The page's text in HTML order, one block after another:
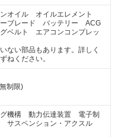
オイル オイルエレメント
ブレード バッテリー ACG
ベルト エアコンコンプレッ
ない部品もあります。詳しく
ねください。
制限)
機構 動力伝達装置 電子制
サスペンション・アクスル